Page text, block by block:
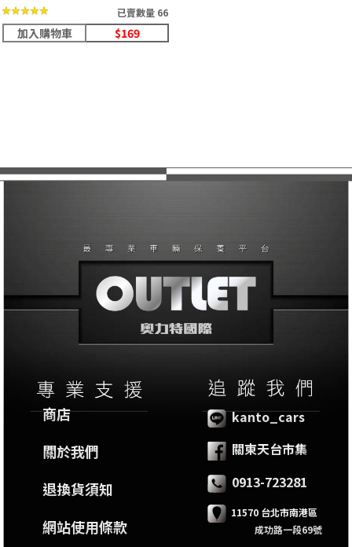
★★★★★
★★★★★ 已賣數量 66
加入購物車 $169
商店
關於我們
退換貨須知
網站使用條款
kanto_cars
關東天台市集
0913-723281
11570 台北市南港區
成功路一段69號